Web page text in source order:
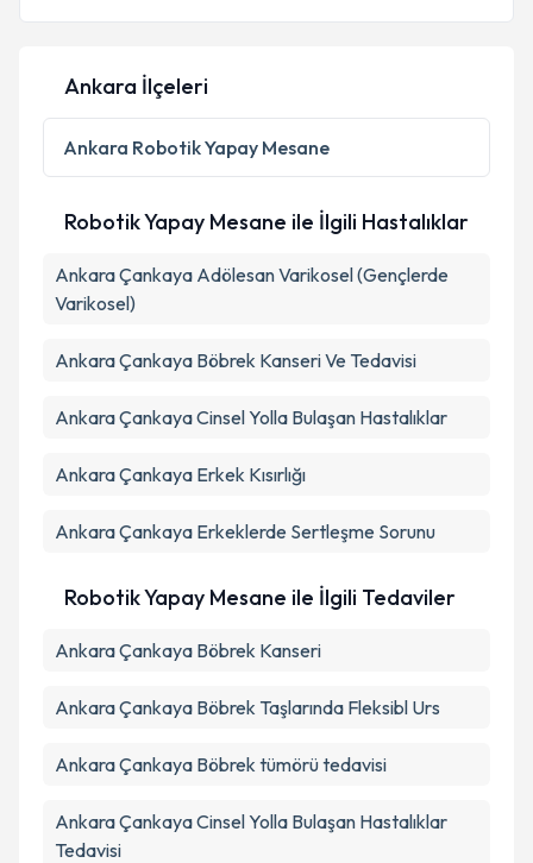
Ankara İlçeleri
Ankara Robotik Yapay Mesane
Robotik Yapay Mesane ile İlgili Hastalıklar
Ankara Çankaya Adölesan Varikosel (Gençlerde
Varikosel)
Ankara Çankaya Böbrek Kanseri Ve Tedavisi
Ankara Çankaya Cinsel Yolla Bulaşan Hastalıklar
Ankara Çankaya Erkek Kısırlığı
Ankara Çankaya Erkeklerde Sertleşme Sorunu
Robotik Yapay Mesane ile İlgili Tedaviler
Ankara Çankaya Böbrek Kanseri
Ankara Çankaya Böbrek Taşlarında Fleksibl Urs
Ankara Çankaya Böbrek tümörü tedavisi
Ankara Çankaya Cinsel Yolla Bulaşan Hastalıklar
Tedavisi